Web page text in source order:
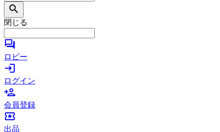
search
閉じる
forum
ロビー
login
ログイン
person_add
会員登録
local_activity
出品